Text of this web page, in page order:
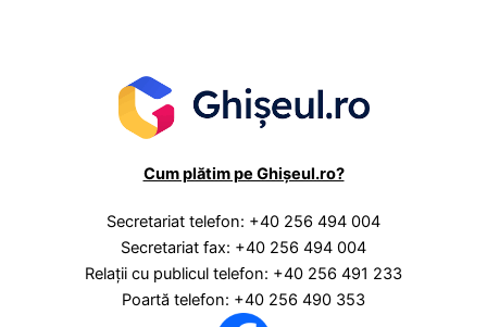
Cum plătim pe Ghișeul.ro?
Secretariat telefon: +40 256 494 004
Secretariat fax: +40 256 494 004
Relaţii cu publicul telefon: +40 256 491 233
Poartă telefon: +40 256 490 353